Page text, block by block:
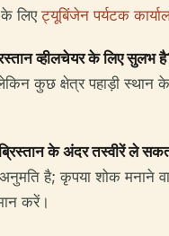
लिएट्यूबिंजेन पर्यटक
व्हीलचेयर के लिए सुलभ
कुछ क्षेत्र पहाड़ी स्थान
के अंदर तस्वीरें ले
अनुमति है; कृपया शोक मनाने
करें।